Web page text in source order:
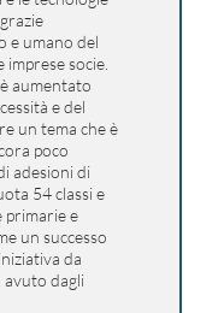
e umano del
socie.
aumentato
e del
un tema che è
poco
adesioni di
54 classi e
primarie e
un successo
da
avuto dagli